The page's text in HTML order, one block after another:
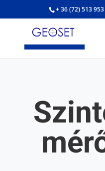
+ 36 (72) 513 953